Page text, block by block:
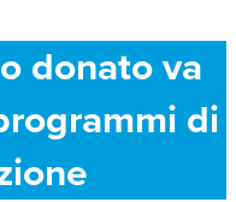
donato va
di